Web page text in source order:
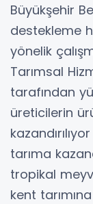
Büyükşehir
destekleme
yönelik
Tarımsal
tarafından
üreticilerin
tarıma
tropikal
kent